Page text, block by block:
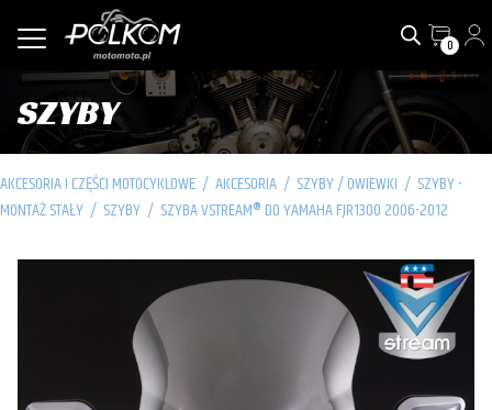
0
SZYBY
AKCESORIA I CZĘŚCI MOTOCYKLOWE / AKCESORIA / SZYBY / OWIEWKI / SZYBY -
MONTAŻ STAŁY / SZYBY / SZYBA VSTREAM® DO YAMAHA FJR1300 2006-2012